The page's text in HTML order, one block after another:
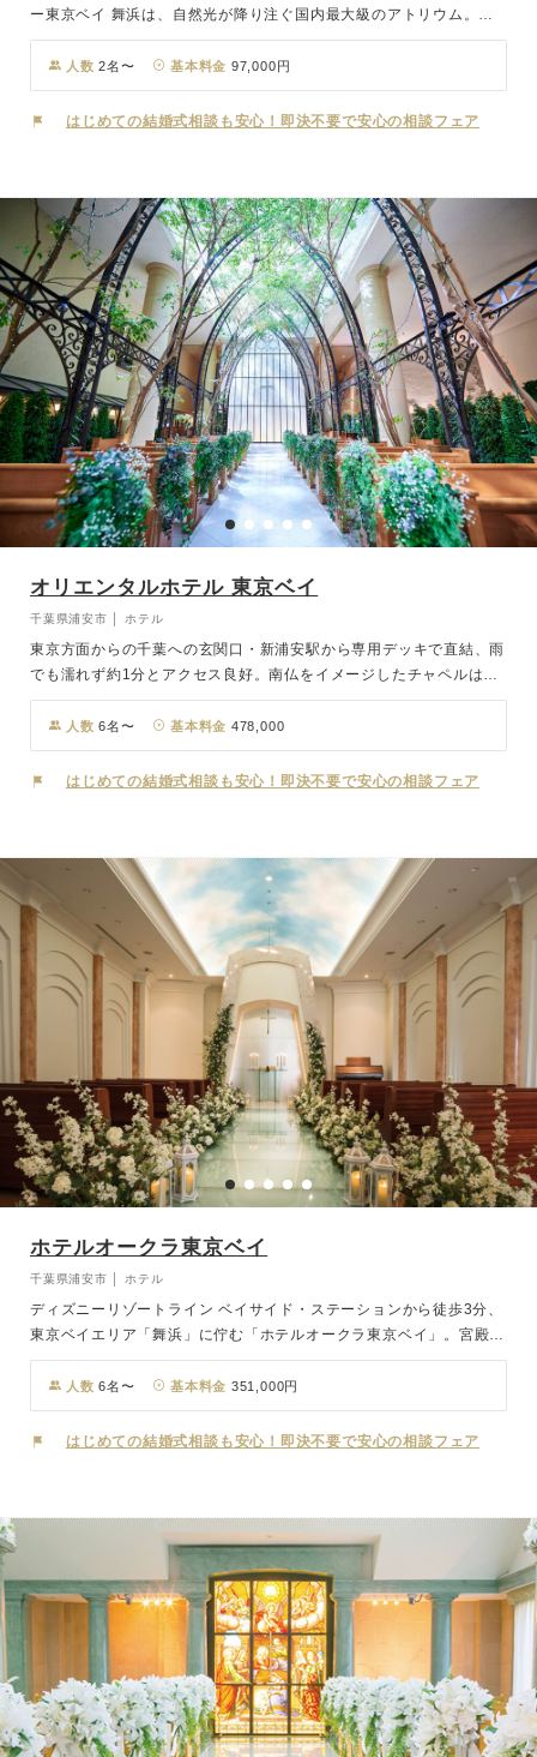
ー東京ベイ 舞浜は、自然光が降り注ぐ国内最大級のアトリウム。そ
んな非日常を感じる空間で叶うのが光と緑に包まれたアトリウムウェ
ディング！爽やかな陽ざしに温もりを感じさせる木々や、水のせせら
ぎが聴こえてくる会場「La Joie(ラ ジョア)」は国内最大級のチャペ
ルです。挙式後はホテル最大級のベイエリアとパークを一望できるス
人数 2名〜 基本料金 97,000円
はじめての結婚式相談も安心！即決不要で安心の相談フェア
オリエンタルホテル 東京ベイ
千葉県浦安市 │ ホテル
東京方面からの千葉への玄関口・新浦安駅から専用デッキで直結、雨
でも濡れず約1分とアクセス良好。南仏をイメージしたチャペルは自
然光に包まれ、心地よい開放感です。東京ディズニーリゾート®・パ
ートナーホテルなので、パークへはシャトルバスが運行しており、ゲ
ストの思い出も2倍に。
人数 6名〜 基本料金 478,000
はじめての結婚式相談も安心！即決不要で安心の相談フェア
ホテルオークラ東京ベイ
千葉県浦安市 │ ホテル
ディズニーリゾートライン ベイサイド・ステーションから徒歩3分、
東京ベイエリア「舞浜」に佇む「ホテルオークラ東京ベイ」。宮殿の
ような佇まいが印象的。空と海に囲まれたような“幸福”という名のチ
ャペルでの挙式は喜びと感動に包まれることでしょう。ヨーロッパの
宮殿を模して建築された大理石の回廊を渡るとそこには解放感ある中
庭が。青空の下、フラワーシャワーやバルーンリリースなど演出が人
人数 6名〜 基本料金 351,000円
はじめての結婚式相談も安心！即決不要で安心の相談フェア